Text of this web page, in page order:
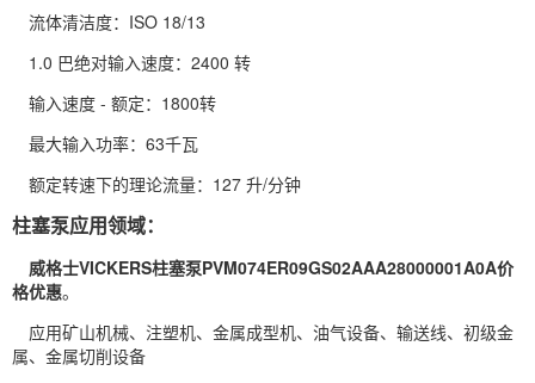
流体清洁度：ISO 18/13
1.0 巴绝对输入速度：2400 转
输入速度 - 额定：1800转
最大输入功率：63千瓦
额定转速下的理论流量：127 升/分钟
柱塞泵应用领域：
威格士VICKERS柱塞泵PVM074ER09GS02AAA28000001A0A价
格优惠。
应用矿山机械、注塑机、金属成型机、油气设备、输送线、初级金
属、金属切削设备